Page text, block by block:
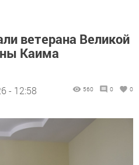
ветерана Великой
Каима
- 12:58 560 0 0